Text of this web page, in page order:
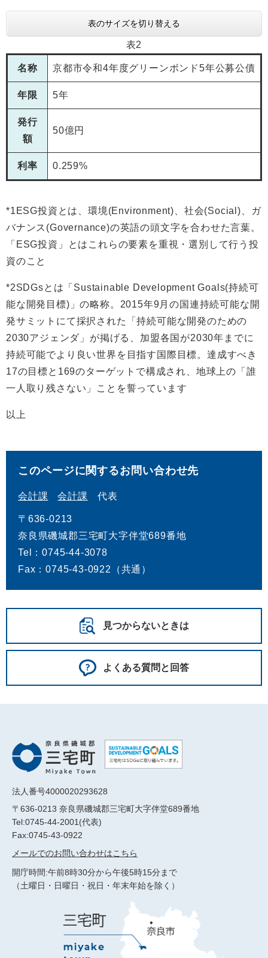
表のサイズを切り替える
表2
名称 京都市令和4年度グリーンボンド5年公募公債
年限 5年
発行
額
50億円
利率 0.259%
*1ESG投資とは、環境(Environment)、社会(Social)、ガ
バナンス(Governance)の英語の頭文字を合わせた言葉。
「ESG投資」とはこれらの要素を重視・選別して行う投
資のこと
*2SDGsとは「Sustainable Development Goals(持続可
能な開発目標)」の略称。2015年9月の国連持続可能な開
発サミットにて採択された「持続可能な開発のための
2030アジェンダ」が掲げる、加盟各国が2030年までに
持続可能でより良い世界を目指す国際目標。達成すべき
17の目標と169のターゲットで構成され、地球上の「誰
一人取り残さない」ことを誓っています
以上
このページに関するお問い合わせ先
会計課 会計課 代表
〒636-0213
奈良県磯城郡三宅町大字伴堂689番地
Tel：0745-44-3078
Fax：0745-43-0922（共通）
見つからないときは
よくある質問と回答
法人番号4000020293628
〒636-0213 奈良県磯城郡三宅町大字伴堂689番地
Tel:0745-44-2001(代表)
Fax:0745-43-0922
メールでのお問い合わせはこちら
開庁時間:午前8時30分から午後5時15分まで
（土曜日・日曜日・祝日・年末年始を除く）